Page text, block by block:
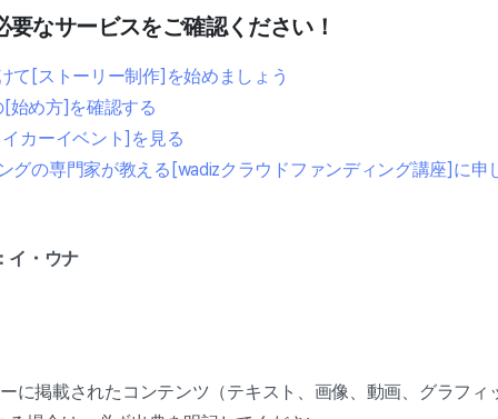
なサービスをご確認ください！
て[ストーリー制作]を始めましょう
始め方]を確認する
カーイベント]を見る
グの専門家が教える[wadizクラウドファンディング講座]に申
・ウナ
に掲載されたコンテンツ（テキスト、画像、動画、グラフィ